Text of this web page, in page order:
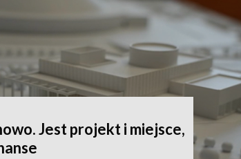
Jest projekt i miejsce,